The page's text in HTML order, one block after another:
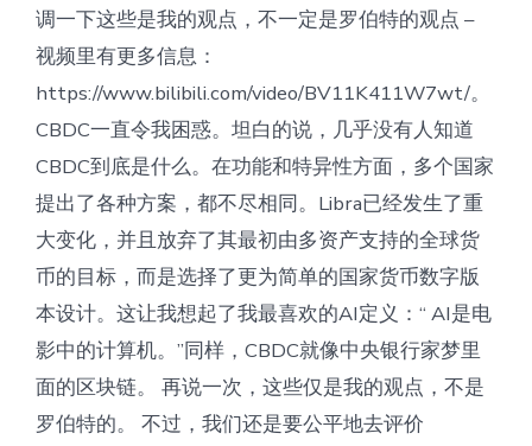
调一下这些是我的观点，不一定是罗伯特的观点 –
视频里有更多信息：
https://www.bilibili.com/video/BV11K411W7wt/。
CBDC一直令我困惑。坦白的说，几乎没有人知道
CBDC到底是什么。在功能和特异性方面，多个国家
提出了各种方案，都不尽相同。Libra已经发生了重
大变化，并且放弃了其最初由多资产支持的全球货
币的目标，而是选择了更为简单的国家货币数字版
本设计。这让我想起了我最喜欢的AI定义：“ AI是电
影中的计算机。”同样，CBDC就像中央银行家梦里
面的区块链。 再说一次，这些仅是我的观点，不是
罗伯特的。 不过，我们还是要公平地去评价